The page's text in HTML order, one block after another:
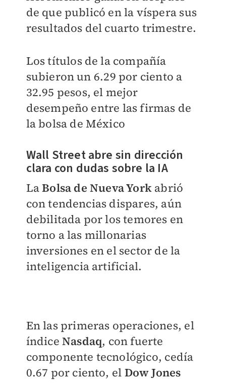
de que publicó en la víspera sus
resultados del cuarto trimestre.
Los títulos de la compañía
subieron un 6.29 por ciento a
32.95 pesos, el mejor
desempeño entre las firmas de
la bolsa de México
Wall Street abre sin dirección
clara con dudas sobre la IA
LaBolsa de Nueva York abrió
con tendencias dispares, aún
debilitada por los temores en
torno a las millonarias
inversiones en el sector de la
inteligencia artificial.
En las primeras operaciones, el
índice Nasdaq, con fuerte
componente tecnológico, cedía
0.67 por ciento, el Dow Jones